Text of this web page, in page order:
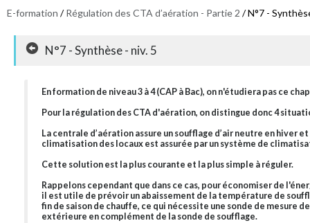
E-formation /Régulation des CTA d’aération - Partie 2 / N°7 -
N°7 - Synthèse - niv. 5
En formation de niveau 3 à 4 (CAP à Bac), on n'étudiera pas ce
Pour la régulation des CTA d'aération, on distingue donc 4
La centrale d’aération assure un soufflage d’air neutre en hiver
climatisation des locaux est assurée par un système de
Cette solution est la plus courante et la plus simple à réguler.
Rappelons cependant que dans ce cas, pour économiser de
il est utile de prévoir un abaissement de la température de
fin de saison de chauffe, ce qui nécessite une sonde de mesure
extérieure en complément de la sonde de soufflage.